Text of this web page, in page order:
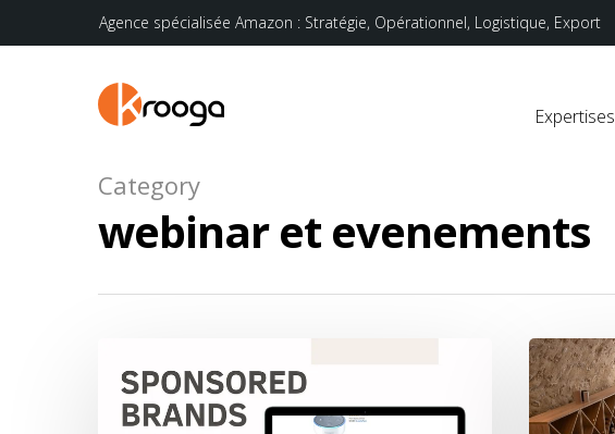
Agence spécialisée Amazon : Stratégie, Opérationnel, Logistique, Export
Expertises
Category
webinar et evenements